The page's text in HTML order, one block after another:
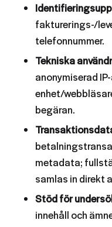
fakturerings-/
telefonnummer.
Tekniska
anonymiserad
enhet/
begäran.
metadata;
samlas in direkt
Stöd för
innehåll och